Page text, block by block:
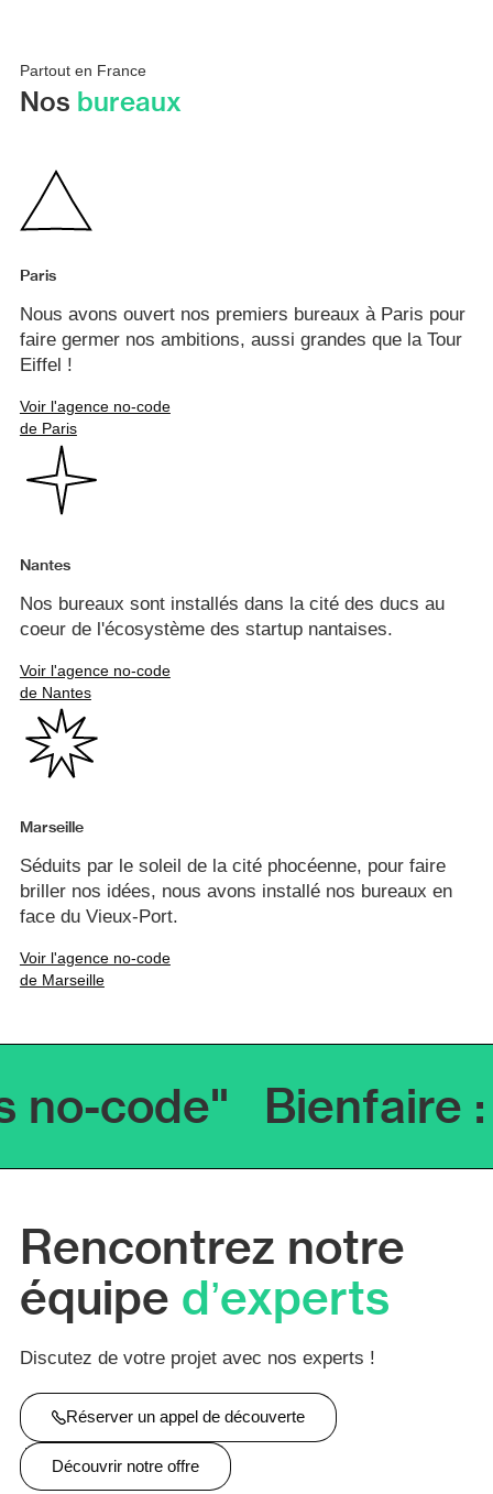
Partout en France
Nos bureaux
Paris
Nous avons ouvert nos premiers bureaux à Paris pour
faire germer nos ambitions, aussi grandes que la Tour
Eiffel !
Voir l'agence no-code
de Paris
Nantes
Nos bureaux sont installés dans la cité des ducs au
coeur de l'écosystème des startup nantaises.
Voir l'agence no-code
de Nantes
Marseille
Séduits par le soleil de la cité phocéenne, pour faire
briller nos idées, nous avons installé nos bureaux en
face du Vieux-Port.
Voir l'agence no-code
de Marseille
no-code" Bienfaire
Rencontrez notre
équipe d’experts
Discutez de votre projet avec nos experts !
Réserver un appel de découverte
Découvrir notre offre